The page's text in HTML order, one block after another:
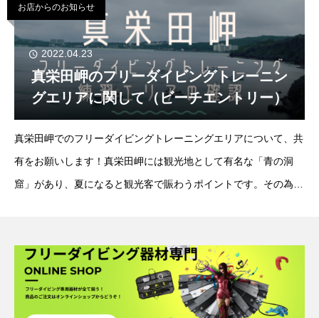
お店からのお知らせ
2022.04.23
真栄田岬のフリーダイビングトレーニン
グエリアに関して（ビーチエントリー）
真栄田岬でのフリーダイビングトレーニングエリアについて、共
有をお願いします！真栄田岬には観光地として有名な「青の洞
窟」があり、夏になると観光客で賑わうポイントです。その為、